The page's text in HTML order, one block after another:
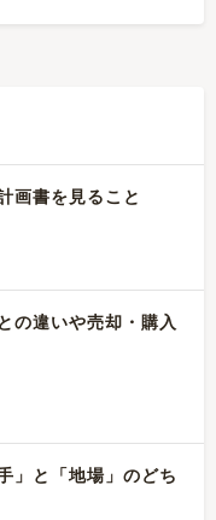
画書を見ること
の違いや売却・購入
」と「地場」のどち